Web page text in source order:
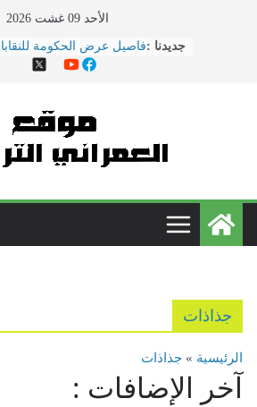
الأحد 09 غشت 2026
جديدنا :فاصيل عرض الحكومة
ماي ... ضمنها الزيادة في
الحوار الاجتماعي يتواصل
\"بنموسى\" وسط دعوات
الاحتجاجات
نقل مدير مؤسسة تعليمية
من طرف والد تلميذ
التعليم دورة 2022
جذاذات
الرئيسية » جذاذات
آخر الإضافات :